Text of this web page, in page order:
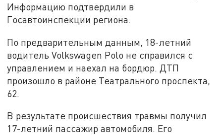
Информацию подтвердили в
Госавтоинспекции региона.
По предварительным данным, 18-летний
водитель Volkswagen Polo не справился с
управлением и наехал на бордюр. ДТП
произошло в районе Театрального проспекта,
62.
В результате происшествия травмы получил
17-летний пассажир автомобиля. Его